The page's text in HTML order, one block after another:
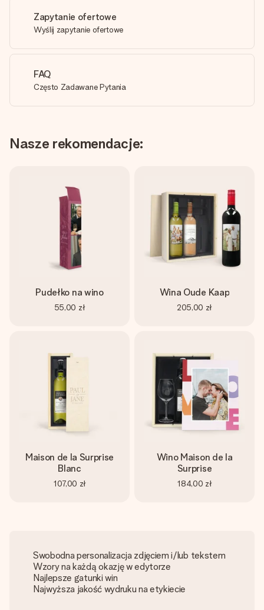
Zapytanie ofertowe
Wyślij zapytanie ofertowe
FAQ
Często Zadawane Pytania
Nasze rekomendacje:
Pudełko na wino
55,00 zł
Wina Oude Kaap
205,00 zł
Maison de la Surprise
Blanc
107,00 zł
Wino Maison de la
Surprise
184,00 zł
Swobodna personalizacja zdjęciem i/lub tekstem
Wzory na każdą okazję w edytorze
Najlepsze gatunki win
Najwyższa jakość wydruku na etykiecie